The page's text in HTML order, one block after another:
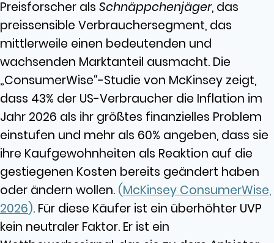
Preisforscher als Schnäppchenjäger, das
preissensible Verbrauchersegment, das
mittlerweile einen bedeutenden und
wachsenden Marktanteil ausmacht. Die
„ConsumerWise“-Studie von McKinsey zeigt,
dass 43% der US-Verbraucher die Inflation im
Jahr 2026 als ihr größtes finanzielles Problem
einstufen und mehr als 60% angeben, dass sie
ihre Kaufgewohnheiten als Reaktion auf die
gestiegenen Kosten bereits geändert haben
oder ändern wollen. (McKinsey ConsumerWise,
2026). Für diese Käufer ist ein überhöhter UVP
kein neutraler Faktor. Er ist ein